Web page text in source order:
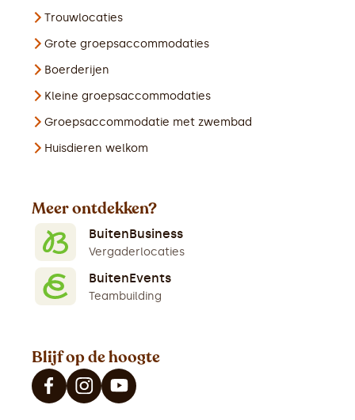
Trouwlocaties
Grote groepsaccommodaties
Boerderijen
Kleine groepsaccommodaties
Groepsaccommodatie met zwembad
Huisdieren welkom
Meer ontdekken?
BuitenBusiness
Vergaderlocaties
BuitenEvents
Teambuilding
Blijf op de hoogte